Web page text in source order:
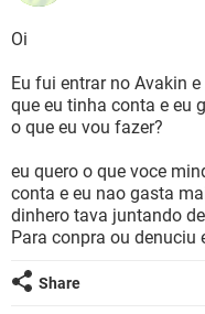
GUIA DE COMPRAS
INSTAGRAM
CELULAR
OUTLOOK
INSTAGRAM
GUIA DE COMPRAS
JOGOS
OUTLOOK
INSTAGRAM
GUIA DE COMPRAS
Oi
Eu fui entrar no Avakin
que eu tinha conta e eu
o que eu vou fazer?
eu quero o que voce
conta e eu nao gasta
dinhero tava juntando
Para conpra ou denuciu
Share